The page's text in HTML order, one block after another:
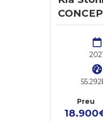
2021
Preu